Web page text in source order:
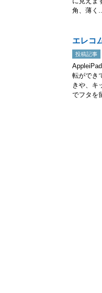
角、薄く
エレコ
投稿記事
転ができ
きや、キ
でフタを